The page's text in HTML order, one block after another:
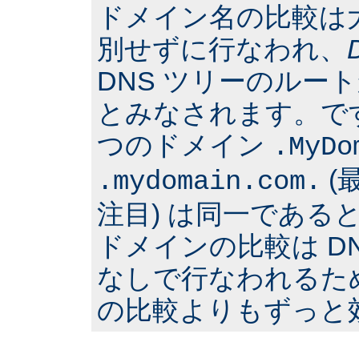
ドメイン名の比較
別せずに行なわれ、
DNS ツリーのルー
とみなされます。
つのドメイン
.mydomain.com. (
注目) は同一である
ドメインの比較は
なしで行なわれる
の比較よりもずっと